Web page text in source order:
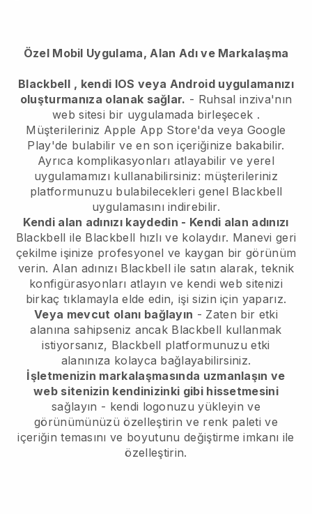
Özel Mobil Uygulama, Alan Adı ve Markalaşma
Blackbell , kendi IOS veya Android uygulamanızı
oluşturmanıza olanak sağlar. - Ruhsal inziva'nın
web sitesi bir uygulamada birleşecek .
Müşterileriniz Apple App Store'da veya Google
Play'de bulabilir ve en son içeriğinize bakabilir.
Ayrıca komplikasyonları atlayabilir ve yerel
uygulamamızı kullanabilirsiniz: müşterileriniz
platformunuzu bulabilecekleri genel Blackbell
uygulamasını indirebilir.
Kendi alan adınızı kaydedin - Kendi alan adınızı
Blackbell ile Blackbell hızlı ve kolaydır. Manevi geri
çekilme işinize profesyonel ve kaygan bir görünüm
verin. Alan adınızı Blackbell ile satın alarak, teknik
konfigürasyonları atlayın ve kendi web sitenizi
birkaç tıklamayla elde edin, işi sizin için yaparız.
Veya mevcut olanı bağlayın - Zaten bir etki
alanına sahipseniz ancak Blackbell kullanmak
istiyorsanız, Blackbell platformunuzu etki
alanınıza kolayca bağlayabilirsiniz.
İşletmenizin markalaşmasında uzmanlaşın ve
web sitenizin kendinizinki gibi hissetmesini
sağlayın - kendi logonuzu yükleyin ve
görünümünüzü özelleştirin ve renk paleti ve
içeriğin temasını ve boyutunu değiştirme imkanı ile
özelleştirin.